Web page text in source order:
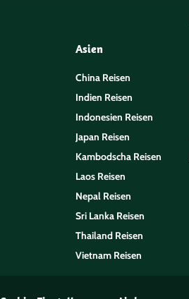
Asien
China Reisen
Indien Reisen
Indonesien Reisen
Japan Reisen
Kambodscha Reisen
Laos Reisen
Nepal Reisen
Sri Lanka Reisen
Thailand Reisen
Vietnam Reisen